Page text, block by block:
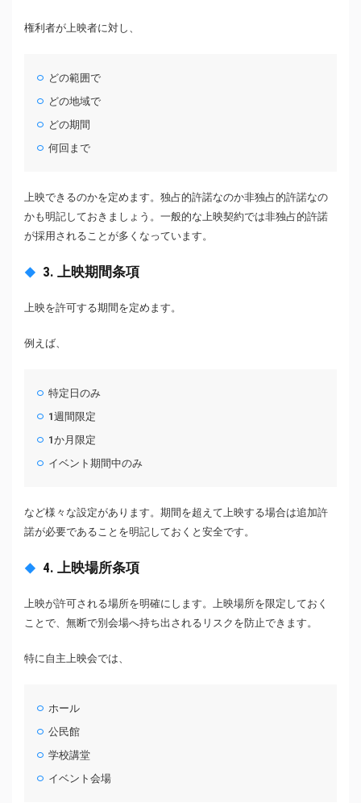
権利者が上映者に対し、
どの範囲で
どの地域で
どの期間
何回まで
上映できるのかを定めます。独占的許諾なのか非独占的許諾なの
かも明記しておきましょう。一般的な上映契約では非独占的許諾
が採用されることが多くなっています。
3. 上映期間条項
上映を許可する期間を定めます。
例えば、
特定日のみ
1週間限定
1か月限定
イベント期間中のみ
など様々な設定があります。期間を超えて上映する場合は追加許
諾が必要であることを明記しておくと安全です。
4. 上映場所条項
上映が許可される場所を明確にします。上映場所を限定しておく
ことで、無断で別会場へ持ち出されるリスクを防止できます。
特に自主上映会では、
ホール
公民館
学校講堂
イベント会場